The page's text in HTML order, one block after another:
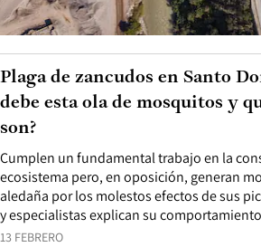
13 FEBRERO
Cumplen un fundamental trabajo en la
ecosistema pero, en oposición, generan
aledaña por los molestos efectos de sus
y especialistas explican su
Plaga de zancudos en Santo
debe esta ola de mosquitos y
son?